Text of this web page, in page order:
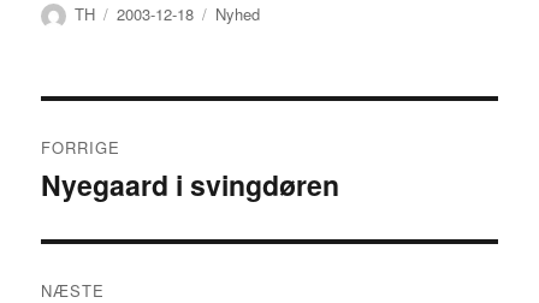
Forfatter
TH Udgivet
2003-12-18 Kategorier
Nyhed
FORRIGE
Forrige
Nyegaard i svingdøren
NÆSTE